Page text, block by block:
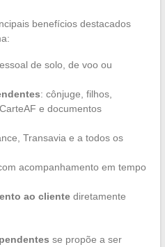
benefícios destacados
de solo, de voo ou
: cônjuge, filhos,
e documentos
Transavia e a todos os
acompanhamento em tempo
ao clientediretamente
se propõe a ser